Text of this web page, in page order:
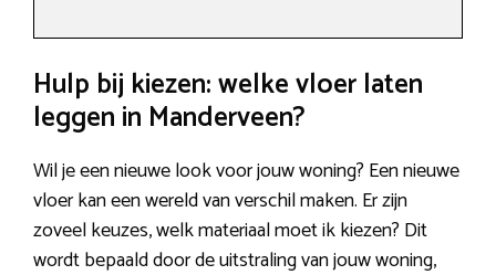
Hulp bij kiezen: welke vloer laten
leggen in Manderveen?
Wil je een nieuwe look voor jouw woning? Een nieuwe
vloer kan een wereld van verschil maken. Er zijn
zoveel keuzes, welk materiaal moet ik kiezen? Dit
wordt bepaald door de uitstraling van jouw woning,